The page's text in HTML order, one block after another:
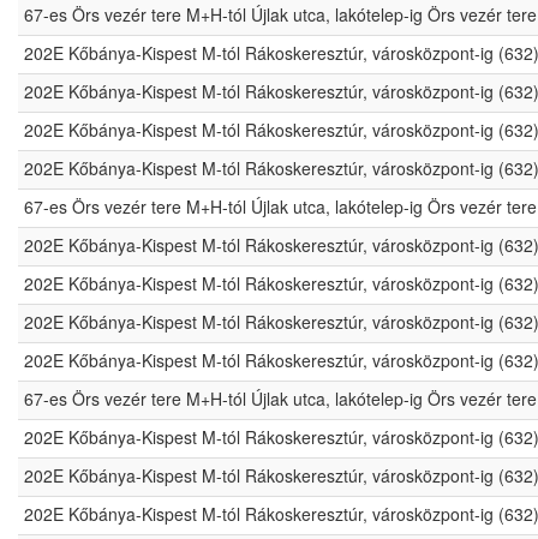
67-es Örs vezér tere M+H-tól Újlak utca, lakótelep-ig Örs vezér
202E Kőbánya-Kispest M-tól Rákoskeresztúr, városközpont-ig (632)
202E Kőbánya-Kispest M-tól Rákoskeresztúr, városközpont-ig (632)
202E Kőbánya-Kispest M-tól Rákoskeresztúr, városközpont-ig (632)
202E Kőbánya-Kispest M-tól Rákoskeresztúr, városközpont-ig (632)
67-es Örs vezér tere M+H-tól Újlak utca, lakótelep-ig Örs vezér
202E Kőbánya-Kispest M-tól Rákoskeresztúr, városközpont-ig (632)
202E Kőbánya-Kispest M-tól Rákoskeresztúr, városközpont-ig (632)
202E Kőbánya-Kispest M-tól Rákoskeresztúr, városközpont-ig (632)
202E Kőbánya-Kispest M-tól Rákoskeresztúr, városközpont-ig (632)
67-es Örs vezér tere M+H-tól Újlak utca, lakótelep-ig Örs vezér
202E Kőbánya-Kispest M-tól Rákoskeresztúr, városközpont-ig (632)
202E Kőbánya-Kispest M-tól Rákoskeresztúr, városközpont-ig (632)
202E Kőbánya-Kispest M-tól Rákoskeresztúr, városközpont-ig (632)